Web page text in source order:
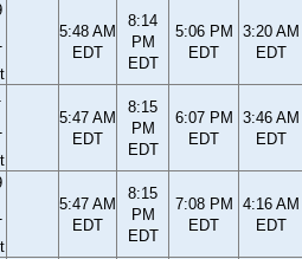
5:48 AM
EDT
8:14
PM
EDT
5:06 PM
EDT
3:20 AM
EDT
5:47 AM
EDT
8:15
PM
EDT
6:07 PM
EDT
3:46 AM
EDT
5:47 AM
EDT
8:15
PM
EDT
7:08 PM
EDT
4:16 AM
EDT